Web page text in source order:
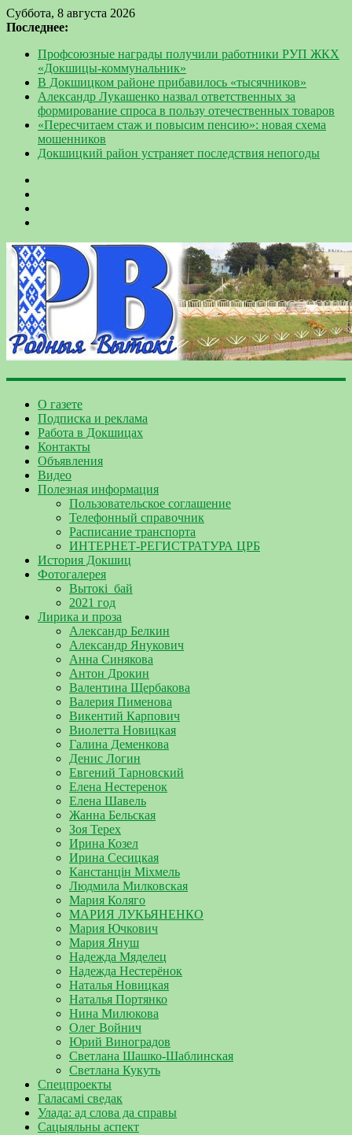
Суббота, 8 августа 2026
Последнее:
Профсоюзные награды получили работники РУП ЖКХ
«Докшицы-коммунальник»
В Докшицком районе прибавилось «тысячников»
Александр Лукашенко назвал ответственных за
формирование спроса в пользу отечественных товаров
«Пересчитаем стаж и повысим пенсию»: новая схема
мошенников
Докшицкий район устраняет последствия непогоды
О газете
Подписка и реклама
Работа в Докшицах
Контакты
Объявления
Видео
Полезная информация
Пользовательское соглашение
Телефонный справочник
Расписание транспорта
ИНТЕРНЕТ-РЕГИСТРАТУРА ЦРБ
История Докшиц
Фотогалерея
Вытокі_бай
2021 год
Лирика и проза
Александр Белкин
Александр Янукович
Анна Синякова
Антон Дрокин
Валентина Щербакова
Валерия Пименова
Викентий Карпович
Виолетта Новицкая
Галина Деменкова
Денис Логин
Евгений Тарновский
Елена Нестеренок
Елена Шавель
Жанна Бельская
Зоя Терех
Ирина Козел
Ирина Сесицкая
Канстанцін Міхмель
Людмила Милковская
Мария Коляго
МАРИЯ ЛУКЬЯНЕНКО
Мария Ючкович
Мария Януш
Надежда Мяделец
Надежда Нестерёнок
Наталья Новицкая
Наталья Портянко
Нина Милюкова
Олег Войнич
Юрий Виноградов
Светлана Шашко-Шаблинская
Светлана Кукуть
Спецпроекты
Галасамі сведак
Улада: ад слова да справы
Сацыяльны аспект